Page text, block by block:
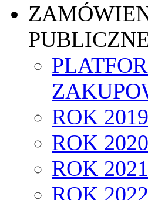
ROK 2019
ROK 2020
ROK 2021
ROK 2022